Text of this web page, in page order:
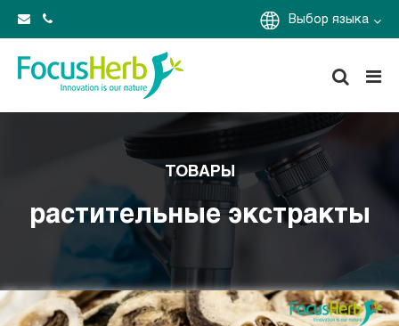
Выбор языка
ТОВАРЫ
растительные экстракты